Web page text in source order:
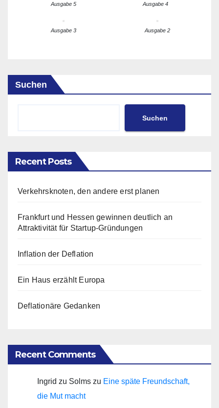
Ausgabe 5 Ausgabe 4
Ausgabe 3 Ausgabe 2
Suchen
Suchen
Recent Posts
Verkehrsknoten, den andere erst planen
Frankfurt und Hessen gewinnen deutlich an
Attraktivität für Startup-Gründungen
Inflation der Deflation
Ein Haus erzählt Europa
Deflationäre Gedanken
Recent Comments
Ingrid zu Solms zu Eine späte Freundschaft,
die Mut macht